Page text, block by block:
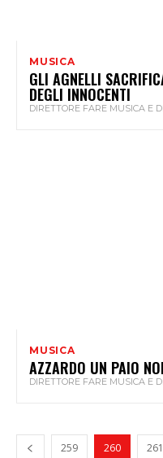
MUSICA
GLI AGNELLI
DEGLI INNOCENTI
DIRETTORE FARE MUSICA E
MUSICA
AZZARDO UN PAIO
DIRETTORE FARE MUSICA E
259 260 261